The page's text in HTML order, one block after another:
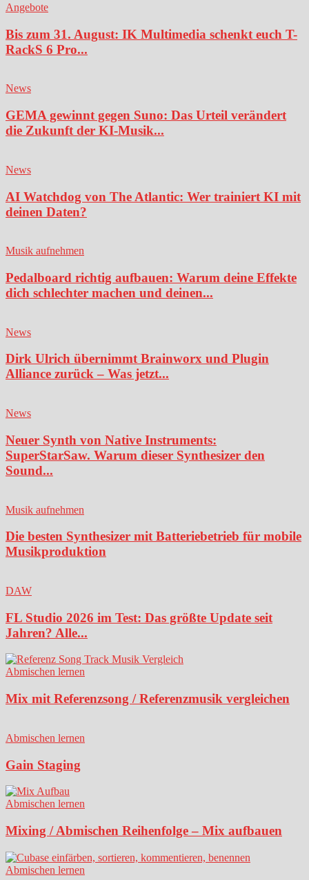
Angebote
Bis zum 31. August: IK Multimedia schenkt euch T-
RackS 6 Pro...
News
GEMA gewinnt gegen Suno: Das Urteil verändert
die Zukunft der KI-Musik...
News
AI Watchdog von The Atlantic: Wer trainiert KI mit
deinen Daten?
Musik aufnehmen
Pedalboard richtig aufbauen: Warum deine Effekte
dich schlechter machen und deinen...
News
Dirk Ulrich übernimmt Brainworx und Plugin
Alliance zurück – Was jetzt...
News
Neuer Synth von Native Instruments:
SuperStarSaw. Warum dieser Synthesizer den
Sound...
Musik aufnehmen
Die besten Synthesizer mit Batteriebetrieb für mobile
Musikproduktion
DAW
FL Studio 2026 im Test: Das größte Update seit
Jahren? Alle...
Abmischen lernen
Mix mit Referenzsong / Referenzmusik vergleichen
Abmischen lernen
Gain Staging
Abmischen lernen
Mixing / Abmischen Reihenfolge – Mix aufbauen
Abmischen lernen